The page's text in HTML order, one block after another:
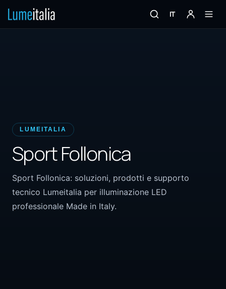
IT
LUMEITALIA
Sport Follonica
Sport Follonica: soluzioni, prodotti e supporto
tecnico Lumeitalia per illuminazione LED
professionale Made in Italy.